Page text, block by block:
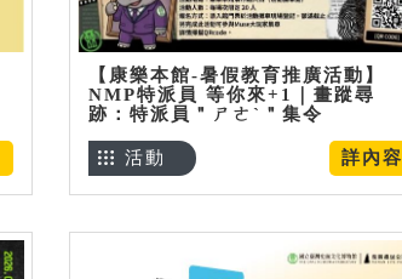
【康樂本館-暑假教育推廣活動】
NMP特派員 等你來+1｜畫蹤尋
跡：特派員＂ㄕㄜˋ＂集令
詳內容
活動